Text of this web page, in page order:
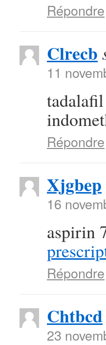
Répondre
Clrecb
11
Répondre
Xjgbep
16
aspirin
Répondre
Chtbcd
23